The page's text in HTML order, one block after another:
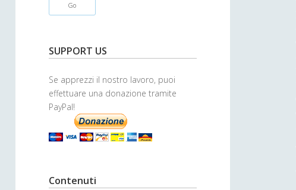
h
SUPPORT US
Se apprezzi il nostro lavoro, puoi
effettuare una donazione tramite
PayPal!
Contenuti